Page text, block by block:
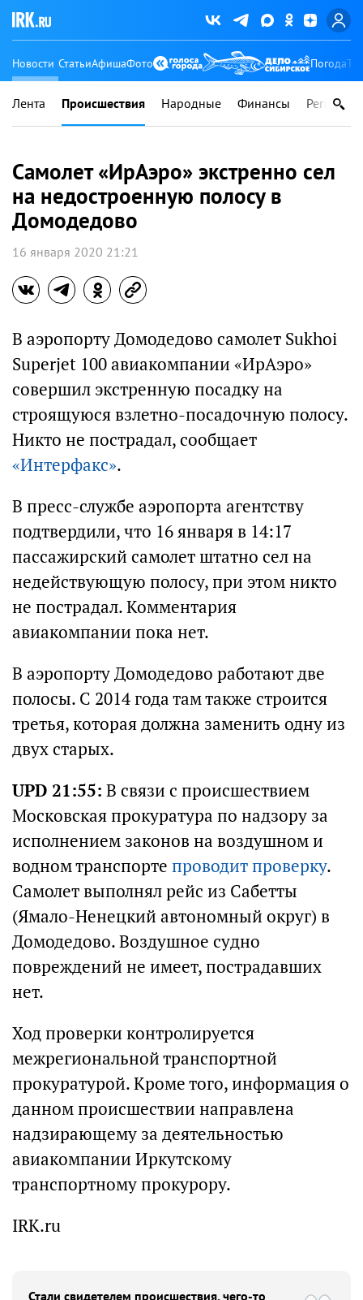
Новости СтатьиАфишаФото Погода
Лента Происшествия Народные Финансы Регионы
Самолет «ИрАэро» экстренно сел
на недостроенную полосу в
Домодедово
16 января 2020 21:21
В аэропорту Домодедово самолет Sukhoi
Superjet 100 авиакомпании «ИрАэро»
совершил экстренную посадку на
строящуюся взлетно-посадочную полосу.
Никто не пострадал, сообщает
«Интерфакс».
В пресс-службе аэропорта агентству
подтвердили, что 16 января в 14:17
пассажирский самолет штатно сел на
недействующую полосу, при этом никто
не пострадал. Комментария
авиакомпании пока нет.
В аэропорту Домодедово работают две
полосы. С 2014 года там также строится
третья, которая должна заменить одну из
двух старых.
UPD 21:55: В связи с происшествием
Московская прокуратура по надзору за
исполнением законов на воздушном и
водном транспорте проводит проверку.
Самолет выполнял рейс из Сабетты
(Ямало-Ненецкий автономный округ) в
Домодедово. Воздушное судно
повреждений не имеет, пострадавших
нет.
Ход проверки контролируется
межрегиональной транспортной
прокуратурой. Кроме того, информация о
данном происшествии направлена
надзирающему за деятельностью
авиакомпании Иркутскому
транспортному прокурору.
IRK.ru
Стали свидетелем происшествия, чего-то